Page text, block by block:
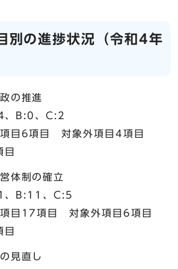
別の進捗状況（令和4年
の推進
、B:0、C:2
目6項目 対象外項目4項目
目
体制の確立
、B:11、C:5
目17項目 対象外項目6項目
目
見直し